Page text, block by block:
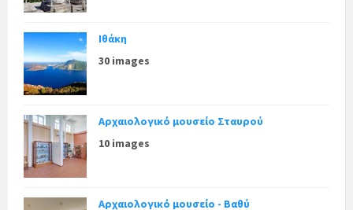
Ιθάκη
30 images
Αρχαιολογικό μουσείο Σταυρού
10 images
Αρχαιολογικό μουσείο - Βαθύ